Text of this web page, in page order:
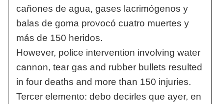
cañones de agua, gases lacrimógenos y
balas de goma provocó cuatro muertes y
más de 150 heridos.
However, police intervention involving water
cannon, tear gas and rubber bullets resulted
in four deaths and more than 150 injuries.
Tercer elemento: debo decirles que ayer, en